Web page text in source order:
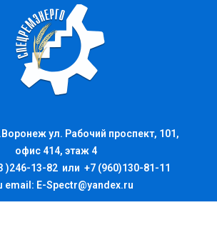
ул. Рабочий проспект, 101,
офис 414, этаж 4
)246-13-82 или +7 (960)130-81-11
email: E-Spectr@yandex.ru